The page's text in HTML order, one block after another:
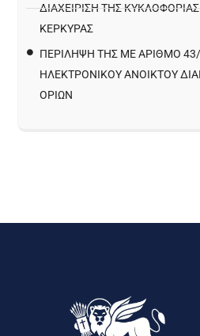
ΔΙΑΧΕΊΡΙΣΗ ΤΗΣ
ΚΈΡΚΥΡΑΣ
ΠΕΡΙΛΗΨΗ ΤΗΣ ΜΕ ΑΡΙΘΜΟ
ΗΛΕΚΤΡΟΝΙΚΟΥ ΑΝΟΙΚΤΟΥ
ΟΡΙΩΝ